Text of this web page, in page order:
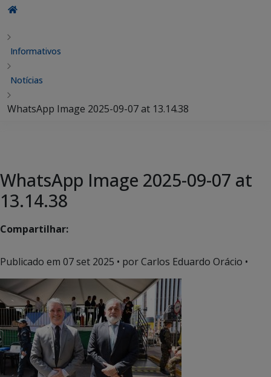
Informativos
Notícias
WhatsApp Image 2025-09-07 at 13.14.38
WhatsApp Image 2025-09-07 at
13.14.38
Compartilhar:
Publicado em 07 set 2025 • por Carlos Eduardo Orácio •